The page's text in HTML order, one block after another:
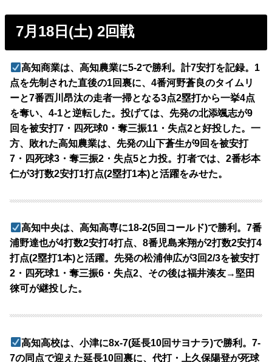
7月18日(土) 2回戦
高知商業は、高知農業に5-2で勝利。計7安打を記録。1
点を先制された直後の1回裏に、4番河野蒼良のタイムリ
ーと7番西川昂汰の走者一掃となる3点2塁打から一挙4点
を奪い、4-1と逆転した。投げては、先発の北添颯志が9
回を被安打7・四死球0・奪三振11・失点2と好投した。一
方、敗れた高知農業は、先発の山下蒼生が9回を被安打
7・四死球3・奪三振2・失点5と力投。打者では、2番杉本
仁が3打数2安打1打点(2塁打1本)と活躍をみせた。
高知中央は、高知高専に18-2(5回コールド)で勝利。7番
浦野達也が4打数2安打4打点、8番児島来翔が2打数2安打4
打点(2塁打1本)と活躍。先発の松浦伸広が3回2/3を被安打
2・四死球1・奪三振6・失点2、その後は福井湊友→堅田
徠可が継投した。
高知高校は、小津に8x-7(延長10回サヨナラ)で勝利。7-
7の同点で迎えた延長10回裏に、代打・上久保陽登が死球